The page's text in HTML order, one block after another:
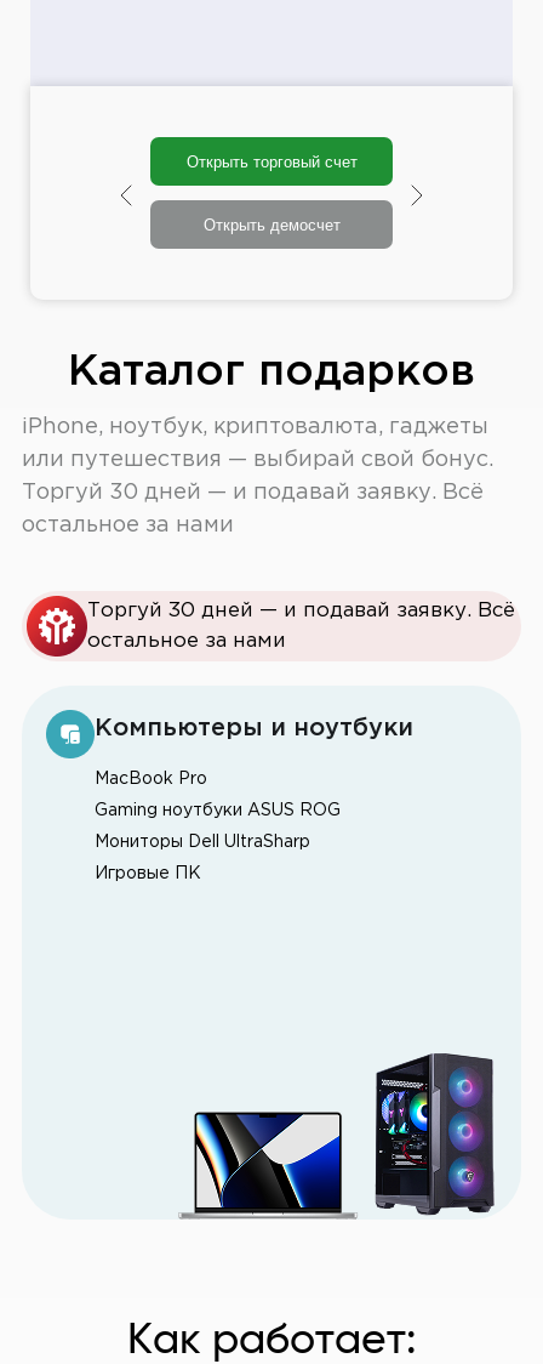
Открыть торговый счет
Открыть демосчет
Каталог подарков
iPhone, ноутбук, криптовалюта, гаджеты
или путешествия — выбирай свой бонус.
Торгуй 30 дней — и подавай заявку. Всё
остальное за нами
Торгуй 30 дней — и подавай заявку. Всё
остальное за нами
Компьютеры и ноутбуки
MacBook Pro
Gaming ноутбуки ASUS ROG
Мониторы Dell UltraSharp
Игровые ПК
Как работает: